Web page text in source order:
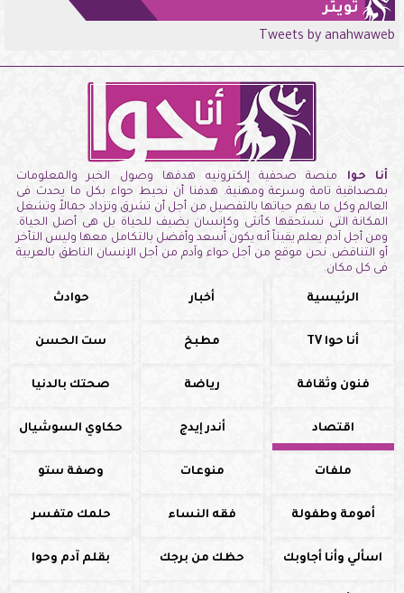
تويتر
Tweets by anahwaweb
أنا حوا منصة صحفية إلكترونيه هدفها وصول الخبر والمعلومات
بمصداقية تامة وسرعة ومهنية. هدفنا أن نحيط حواء بكل ما يحدث فى
العالم وكل ما يهم حياتها بالتفصيل من أجل أن تشرق وتزداد جمالاً وتشغل
المكانة التى تستحقها كأنثى وكإنسان يضيف للحياة بل هى أصل الحياة.
ومن أجل آدم يعلم يقيناً أنه يكون أسعد وأفضل بالتكامل معها وليس التأخر
أو التناقض. نحن موقع من أجل حواء وآدم من أجل الإنسان الناطق بالعربية
فى كل مكان.
الرئيسية أخبار حوادث
أنا حوا TV مطبخ ست الحسن
فنون وثقافة رياضة صحتك بالدنيا
اقتصاد أندر إيدج حكاوي السوشيال
ملفات منوعات وصفة ستو
أمومة وطفولة فقه النساء حلمك متفسر
اسألي وأنا أجاوبك حظك من برجك بقلم آدم وحوا